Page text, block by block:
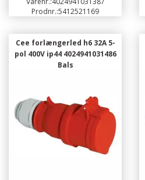
Prodnr.:5412521169
Cee forlængerled h6 32A 5-
pol 400V ip44 4024941031486
Bals